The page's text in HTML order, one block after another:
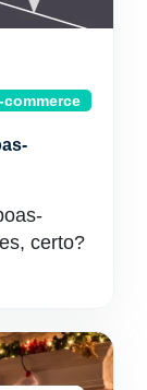
commerce
certo?